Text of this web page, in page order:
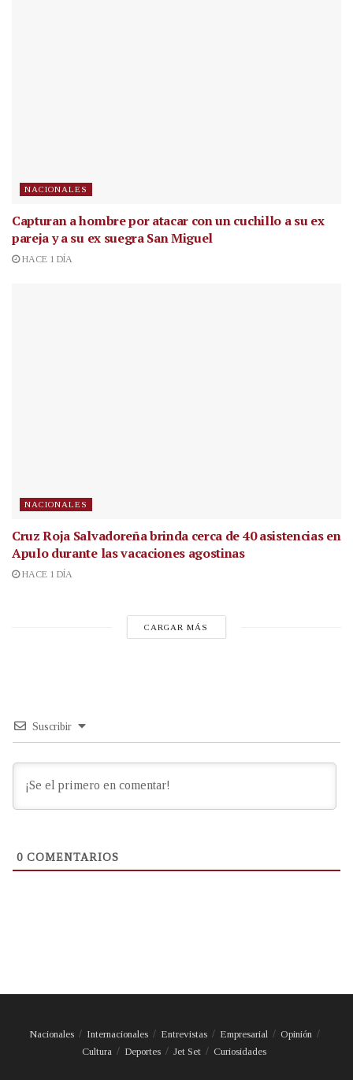
NACIONALES
Capturan a hombre por atacar con un cuchillo a su ex
pareja y a su ex suegra San Miguel
HACE 1 DÍA
NACIONALES
Cruz Roja Salvadoreña brinda cerca de 40 asistencias en
Apulo durante las vacaciones agostinas
HACE 1 DÍA
CARGAR MÁS
Suscribir
0 COMENTARIOS
Nacionales Internacionales Entrevistas Empresarial
Opinión
Cultura
Deportes Jet Set Curiosidades